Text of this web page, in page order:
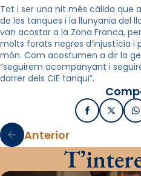
Tot i ser una nit més càlida que
de les tanques i la llunyania del
van acostar a la Zona Franca,
molts forats negres d’injustícia
món. Com acostumen a dir la
“seguirem acompanyant i
darrer dels CIE tanqui”.
Facebook
X /
Anterior